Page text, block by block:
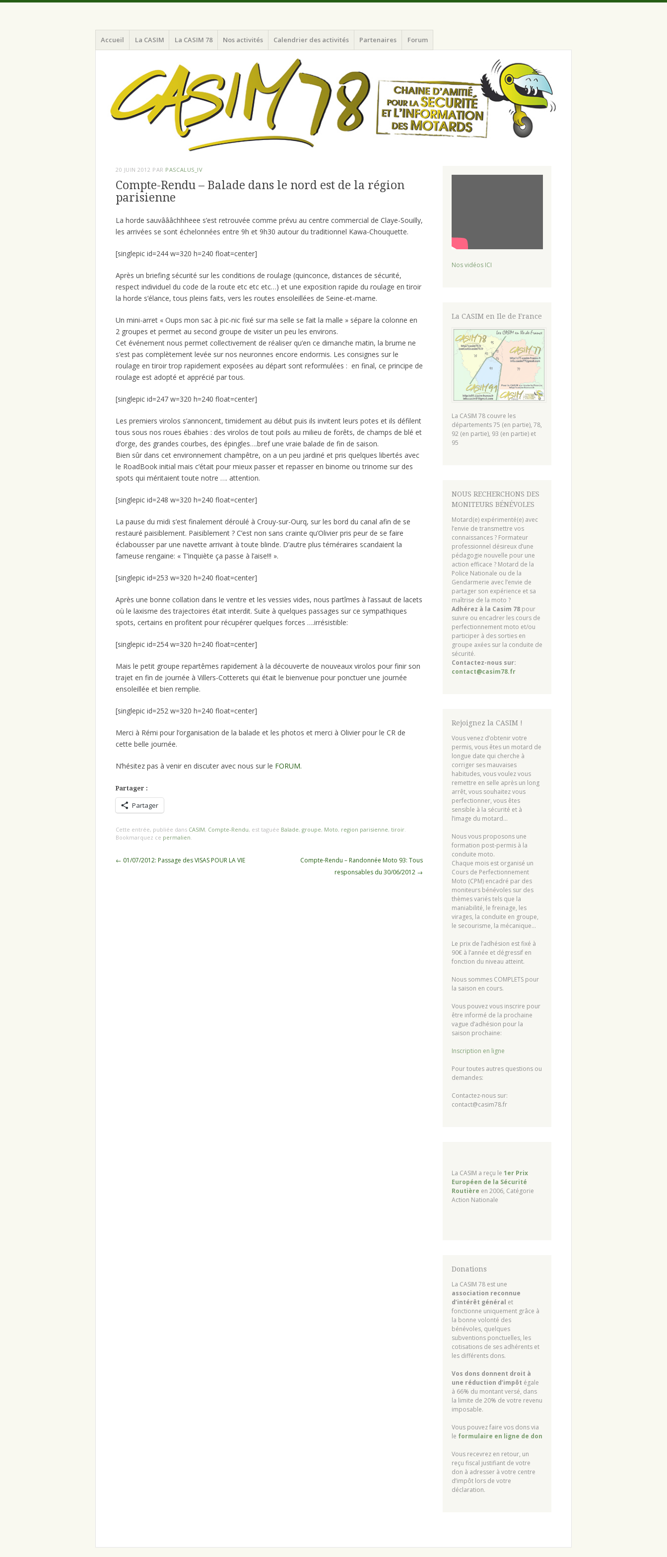
CASIM 78
Chaine d'Amitié pour la Sécurité et l'Information des Motards du N-O de l'Ile de France
Menu
Aller
au
Accueil La CASIM La CASIM 78 Nos activités Calendrier des activités Partenaires Forum
20 JUIN 2012 PAR PASCALUS_IV
Compte-Rendu – Balade dans le nord est de la région
parisienne
La horde sauvâââchhheee s’est retrouvée comme prévu au centre commercial de Claye-Souilly,
les arrivées se sont échelonnées entre 9h et 9h30 autour du traditionnel Kawa-Chouquette.
[singlepic id=244 w=320 h=240 float=center]
Après un briefing sécurité sur les conditions de roulage (quinconce, distances de sécurité,
respect individuel du code de la route etc etc etc…) et une exposition rapide du roulage en tiroir
la horde s’élance, tous pleins faits, vers les routes ensoleillées de Seine-et-marne.
Un mini-arret « Oups mon sac à pic-nic fixé sur ma selle se fait la malle » sépare la colonne en
2 groupes et permet au second groupe de visiter un peu les environs.
Cet événement nous permet collectivement de réaliser qu’en ce dimanche matin, la brume ne
s’est pas complètement levée sur nos neuronnes encore endormis. Les consignes sur le
roulage en tiroir trop rapidement exposées au départ sont reformulées : en final, ce principe de
roulage est adopté et apprécié par tous.
[singlepic id=247 w=320 h=240 float=center]
Les premiers virolos s’annoncent, timidement au début puis ils invitent leurs potes et ils défilent
tous sous nos roues ébahies : des virolos de tout poils au milieu de forêts, de champs de blé et
d’orge, des grandes courbes, des épingles….bref une vraie balade de fin de saison.
Bien sûr dans cet environnement champêtre, on a un peu jardiné et pris quelques libertés avec
le RoadBook initial mais c’était pour mieux passer et repasser en binome ou trinome sur des
spots qui méritaient toute notre …. attention.
[singlepic id=248 w=320 h=240 float=center]
La pause du midi s’est finalement déroulé à Crouy-sur-Ourq, sur les bord du canal afin de se
restauré paisiblement. Paisiblement ? C’est non sans crainte qu’Olivier pris peur de se faire
éclabousser par une navette arrivant à toute blinde. D’autre plus téméraires scandaient la
fameuse rengaine: « T’inquiète ça passe à l’aise!!! ».
[singlepic id=253 w=320 h=240 float=center]
Après une bonne collation dans le ventre et les vessies vides, nous partîmes à l’assaut de lacets
où le laxisme des trajectoires était interdit. Suite à quelques passages sur ce sympathiques
spots, certains en profitent pour récupérer quelques forces ….irrésistible:
[singlepic id=254 w=320 h=240 float=center]
Mais le petit groupe repartêmes rapidement à la découverte de nouveaux virolos pour finir son
trajet en fin de journée à Villers-Cotterets qui était le bienvenue pour ponctuer une journée
ensoleillée et bien remplie.
[singlepic id=252 w=320 h=240 float=center]
Merci à Rémi pour l’organisation de la balade et les photos et merci à Olivier pour le CR de
cette belle journée.
N’hésitez pas à venir en discuter avec nous sur le FORUM.
Partager :
Partager
Cette entrée, publiée dans CASIM, Compte-Rendu, est taguée Balade, groupe, Moto, region parisienne, tiroir.
Bookmarquez ce permalien.
Navigation
← 01/07/2012: Passage des VISAS POUR LA VIE
Compte-Rendu – Randonnée Moto 93: Tous
responsables du 30/06/2012 →
Nos vidéos ICI
La CASIM en Ile de France
La CASIM 78 couvre les
départements 75 (en partie), 78,
92 (en partie), 93 (en partie) et
95
NOUS RECHERCHONS DES
MONITEURS BÉNÉVOLES
Motard(e) expérimenté(e) avec
l’envie de transmettre vos
connaissances ? Formateur
professionnel désireux d’une
pédagogie nouvelle pour une
action efficace ? Motard de la
Police Nationale ou de la
Gendarmerie avec l’envie de
partager son expérience et sa
maîtrise de la moto ?
Adhérez à la Casim 78pour
suivre ou encadrer les cours de
perfectionnement moto et/ou
participer à des sorties en
groupe axées sur la conduite de
sécurité.
Contactez-nous sur:
contact@casim78.fr
Rejoignez la CASIM !
Vous venez d’obtenir votre
permis, vous êtes un motard de
longue date qui cherche à
corriger ses mauvaises
habitudes, vous voulez vous
remettre en selle après un long
arrêt, vous souhaitez vous
perfectionner, vous êtes
sensible à la sécurité et à
l’image du motard…
Nous vous proposons une
formation post-permis à la
conduite moto.
Chaque mois est organisé un
Cours de Perfectionnement
Moto (CPM) encadré par des
moniteurs bénévoles sur des
thèmes variés tels que la
maniabilité, le freinage, les
virages, la conduite en groupe,
le secourisme, la mécanique…
Le prix de l’adhésion est fixé à
90€ à l’année et dégressif en
fonction du niveau atteint.
Nous sommes COMPLETS pour
la saison en cours.
Vous pouvez vous inscrire pour
être informé de la prochaine
vague d’adhésion pour la
saison prochaine:
Inscription en ligne
Pour toutes autres questions ou
demandes:
Contactez-nous sur:
contact@casim78.fr
La CASIM a reçu le 1er Prix
Européen de la Sécurité
Routière en 2006, Catégorie
Action Nationale
Donations
La CASIM 78 est une
association reconnue
d’intérêt général et
fonctionne uniquement grâce à
la bonne volonté des
bénévoles, quelques
subventions ponctuelles, les
cotisations de ses adhérents et
les différents dons.
Vos dons donnent droit à
une réduction d’impôt égale
à 66% du montant versé, dans
la limite de 20% de votre revenu
imposable.
Vous pouvez faire vos dons via
le formulaire en ligne de don
Vous recevrez en retour, un
reçu fiscal justifiant de votre
don à adresser à votre centre
d’impôt lors de votre
déclaration.